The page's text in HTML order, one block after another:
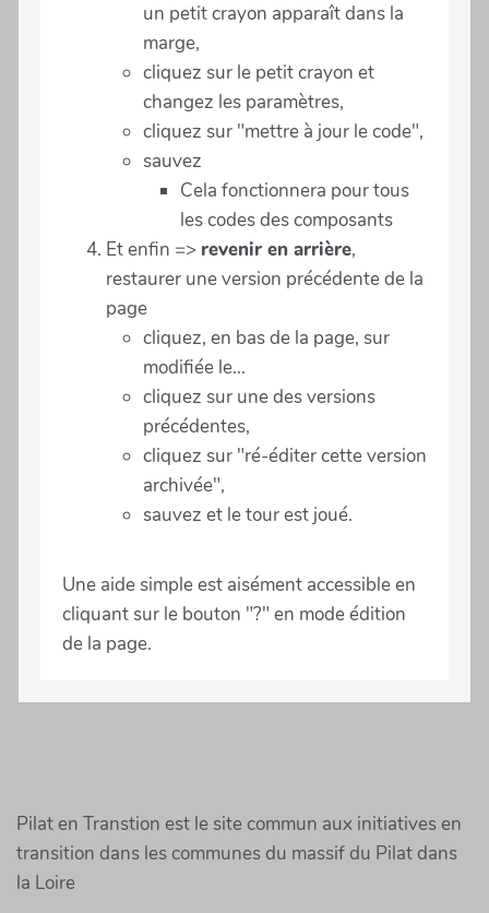
un petit crayon apparaît dans la
marge,
cliquez sur le petit crayon et
changez les paramètres,
cliquez sur "mettre à jour le code",
sauvez
Cela fonctionnera pour tous
les codes des composants
Et enfin => revenir en arrière,
restaurer une version précédente de la
page
cliquez, en bas de la page, sur
modifiée le...
cliquez sur une des versions
précédentes,
cliquez sur "ré-éditer cette version
archivée",
sauvez et le tour est joué.
Une aide simple est aisément accessible en
cliquant sur le bouton "?" en mode édition
de la page.
Pilat en Transtion est le site commun aux initiatives en
transition dans les communes du massif du Pilat dans
la Loire